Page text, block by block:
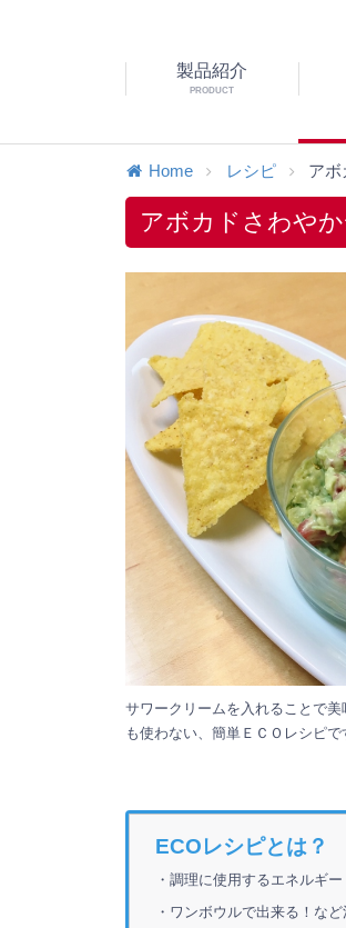
製品紹介
PRODUCT
Home レシピ ア
アボカドさわや
サワークリームを入れることで
も使わない、簡単ＥＣＯレシピで
ECOレシピとは？
・調理に使用するエネルギ
・ワンボウルで出来る！な